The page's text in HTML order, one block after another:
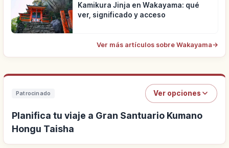
Kamikura Jinja en Wakayama: qué
ver, significado y acceso
Ver más artículos sobre Wakayama→
Patrocinado Ver opciones
Planifica tu viaje a Gran Santuario Kumano
Hongu Taisha